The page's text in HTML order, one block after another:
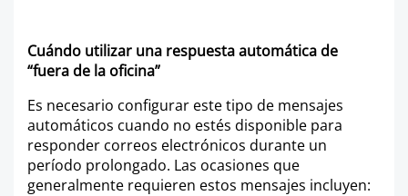
Cuándo utilizar una respuesta automática de
“fuera de la oficina”
Es necesario configurar este tipo de mensajes
automáticos cuando no estés disponible para
responder correos electrónicos durante un
período prolongado. Las ocasiones que
generalmente requieren estos mensajes incluyen: